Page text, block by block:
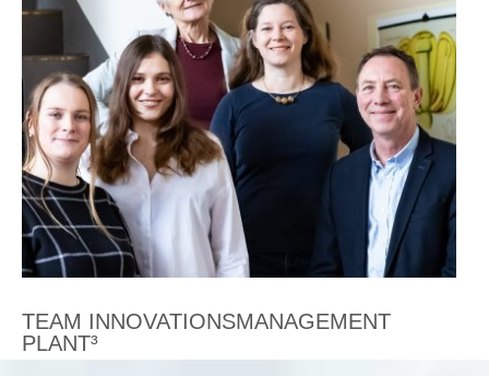
TEAM INNOVATIONSMANAGEMENT
PLANT³